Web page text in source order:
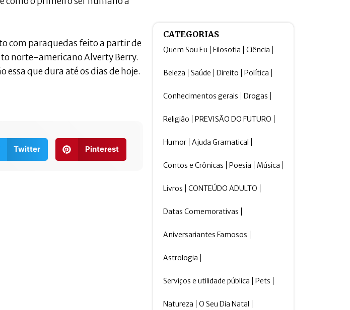
com paraquedas feito a partir de
norte-americano Alverty Berry.
essa que dura até os dias de hoje.
Twitter Pinterest
CATEGORIAS
Quem Sou Eu Filosofia Ciência
Beleza Saúde Direito Política
Conhecimentos gerais Drogas
Religião PREVISÃO DO FUTURO
Humor Ajuda Gramatical
Contos e Crônicas Poesia Música
Livros CONTEÚDO ADULTO
Datas Comemorativas
Aniversariantes Famosos
Astrologia
Serviços e utilidade pública Pets
Natureza O Seu Dia Natal